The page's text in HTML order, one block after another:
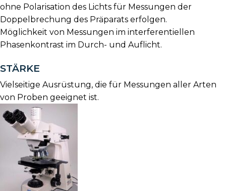
ohne Polarisation des Lichts für Messungen der
Doppelbrechung des Präparats erfolgen.
Möglichkeit von Messungen im interferentiellen
Phasenkontrast im Durch- und Auflicht.
STÄRKE
Vielseitige Ausrüstung, die für Messungen aller Arten
von Proben geeignet ist.